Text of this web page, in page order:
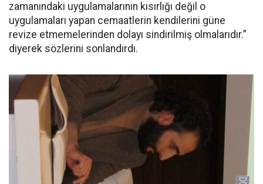
zamanındaki uygulamalarının kısırlığı değil o
uygulamaları yapan cemaatlerin kendilerini güne
revize etmemelerinden dolayı sindirilmiş olmalarıdır.”
diyerek sözlerini sonlandırdı.